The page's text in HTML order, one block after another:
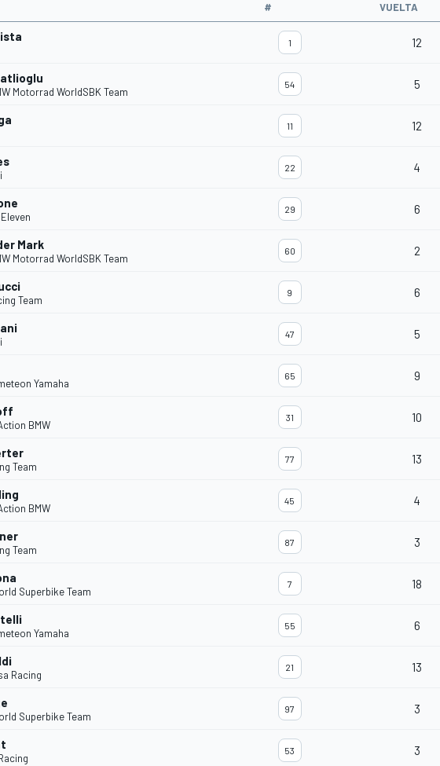
FÓRMULA E
# VUELTA
1 12
Motorrad WorldSBK Team
54 5
11 12
22 4
29 6
Mark
Motorrad WorldSBK Team
60 2
Team
9 6
47 5
Yamaha
65 9
BMW
31 10
Team
77 13
BMW
45 4
Team
87 3
Superbike Team
7 18
Yamaha
55 6
Racing
21 13
Superbike Team
97 3
53 3